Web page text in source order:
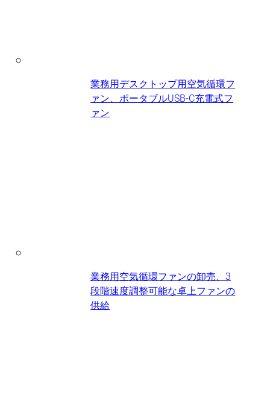
業務用デスクトップ用空気循環フ
ァン、ポータブルUSB-C充電式フ
ァン
業務用空気循環ファンの卸売、3
段階速度調整可能な卓上ファンの
供給